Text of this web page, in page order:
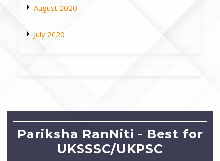
August 2020
July 2020
Pariksha RanNiti - Best for
UKSSSC/UKPSC